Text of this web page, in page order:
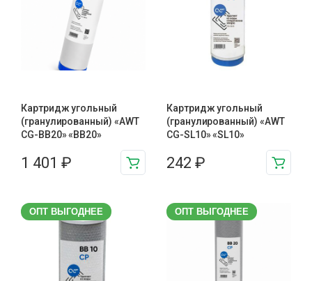
Картридж угольный
(гранулированный) «AWT
CG-BB20» «BB20»
1 401 ₽
Картридж угольный
(гранулированный) «AWT
CG-SL10» «SL10»
242 ₽
ОПТ ВЫГОДНЕЕ ОПТ ВЫГОДНЕЕ